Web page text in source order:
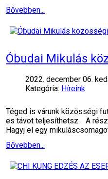
Bővebben...
Óbudai Mikulás
2022. december 06.
Kategória: Híreink
Téged is várunk közösségi
es távot teljesíthetsz. A
Hagyj el egy
Bővebben...